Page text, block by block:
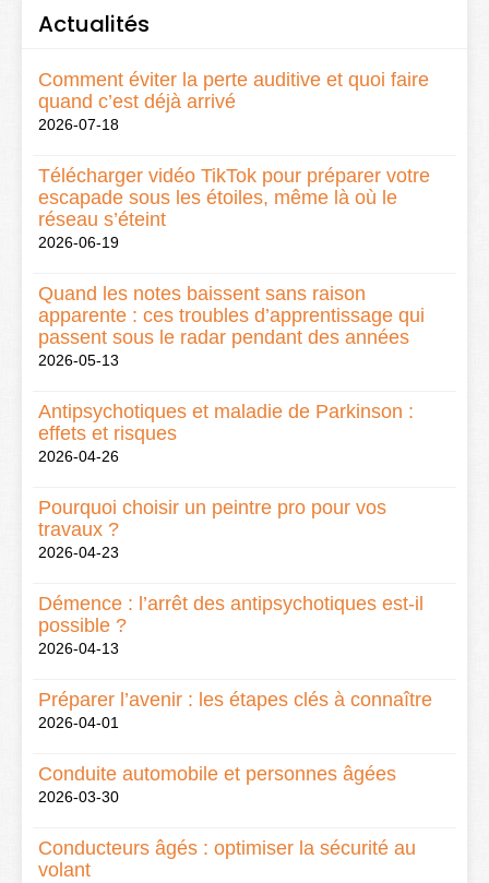
Actualités
Comment éviter la perte auditive et quoi faire
quand c’est déjà arrivé
2026-07-18
Télécharger vidéo TikTok pour préparer votre
escapade sous les étoiles, même là où le
réseau s’éteint
2026-06-19
Quand les notes baissent sans raison
apparente : ces troubles d’apprentissage qui
passent sous le radar pendant des années
2026-05-13
Antipsychotiques et maladie de Parkinson :
effets et risques
2026-04-26
Pourquoi choisir un peintre pro pour vos
travaux ?
2026-04-23
Démence : l’arrêt des antipsychotiques est-il
possible ?
2026-04-13
Préparer l’avenir : les étapes clés à connaître
2026-04-01
Conduite automobile et personnes âgées
2026-03-30
Conducteurs âgés : optimiser la sécurité au
volant